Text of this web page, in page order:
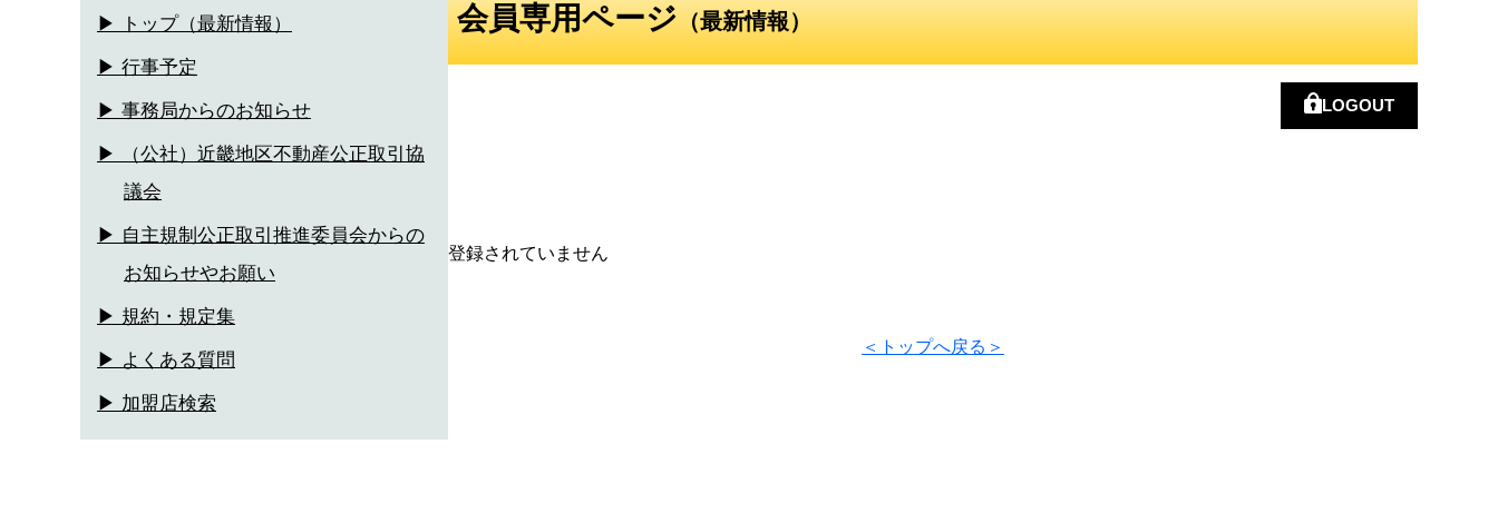
▶ トップ（最新情報）
▶ 行事予定
▶ 事務局からのお知らせ
▶ （公社）近畿地区不動産公正取引協
議会
▶ 自主規制公正取引推進委員会からの
お知らせやお願い
▶ 規約・規定集
▶ よくある質問
▶ 加盟店検索
会員専用ページ （最新情報）
LOGOUT
登録されていません
＜トップへ戻る＞